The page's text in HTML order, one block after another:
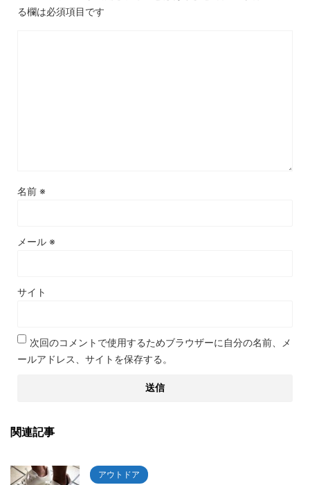
る欄は必須項目です
名前 ※
メール ※
サイト
次回のコメントで使用するためブラウザーに自分の名前、メ
ールアドレス、サイトを保存する。
関連記事
アウトドア